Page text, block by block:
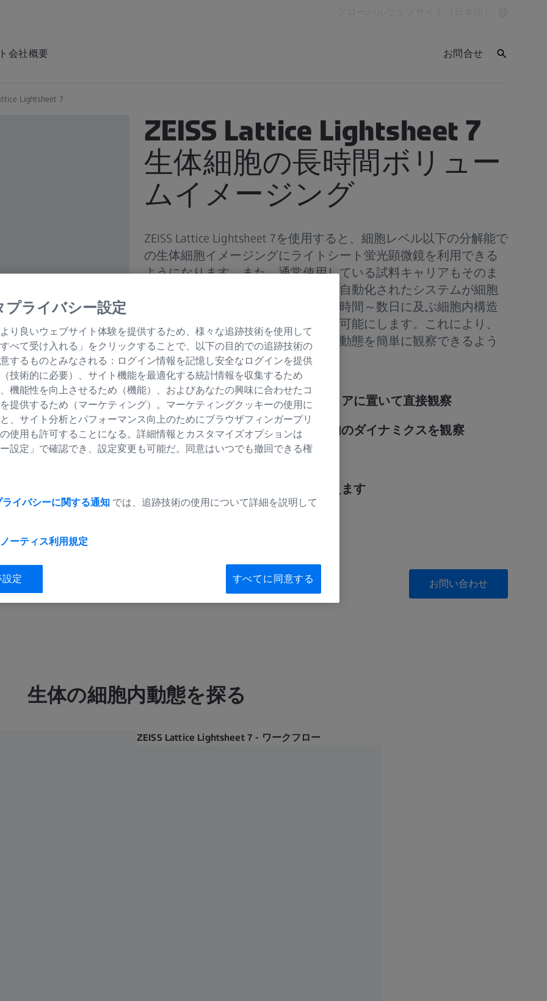
会社概要 お問合せ
Lightsheet 7
ZEISS Lattice Lightsheet 7
生体細胞の長時間ボリュー
ムイメージング
ZEISS Lattice Lightsheet 7を使用すると、細胞レベル以下の分解能で
の生体細胞イメージングにライトシート蛍光顕微鏡を利用できる
ようになります。また、通常使用している試料キャリアもそのま
まお使いいただけます。使いやすく自動化されたシステムが細胞
を光毒性から最大限保護しつつ、数時間～数日に及ぶ細胞内構造
と動態のボリュームイメージングを可能にします。これにより、
未だかつてないほど細部まで生体の動態を簡単に観察できるよう
になります。
生体試料を標準的な試料キャリアに置いて直接観察
数時間から数日の生体の細胞内のダイナミクスを観察
生体内のイベントを逃さず捉えます
お問い合わせ
生体の細胞内動態を探る
ZEISS Lattice Lightsheet 7 ‐ ワークフロー
プライバシー設定
り良いウェブサイト体験を提供するため、様々な追跡技術を使用して
べて受け入れる」をクリックすることで、以下の目的での追跡技術の
するものとみなされる：ログイン情報を記憶し安全なログインを提供
技術的に必要）、サイト機能を最適化する統計情報を収集するため
機能性を向上させるため（機能）、およびあなたの興味に合わせたコ
提供するため（マーケティング）。マーケティングクッキーの使用に
、サイト分析とパフォーマンス向上のためにブラウザフィンガープリ
使用も許可することになる。詳細情報とカスタマイズオプションは
設定」で確認でき、設定変更も可能だ。同意はいつでも撤回できる権
ライバシーに関する通知 では、追跡技術の使用について詳細を説明して
ーティス利用規定
定 すべてに同意する